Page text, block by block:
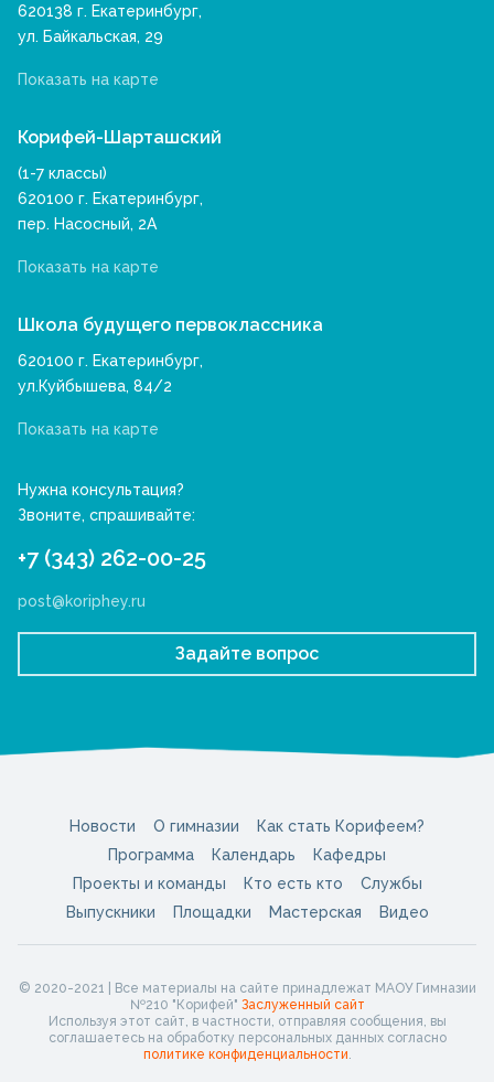
620138 г. Екатеринбург,
ул. Байкальская, 29
Показать на карте
Корифей-Шарташский
(1-7 классы)
620100 г. Екатеринбург,
пер. Насосный, 2А
Показать на карте
Школа будущего первоклассника
620100 г. Екатеринбург,
ул.Куйбышева, 84/2
Показать на карте
Нужна консультация?
Звоните, спрашивайте:
+7 (343) 262-00-25
post@koriphey.ru
Задайте вопрос
Новости О гимназии
Как стать Корифеем?
Программа
Календарь
Кафедры
Проекты и команды
Кто есть кто
Службы
Выпускники
Площадки Мастерская Видео
© 2020-2021 | Все материалы на сайте принадлежат МАОУ Гимназии
№210 "Корифей" Заслуженный сайт
Используя этот сайт, в частности, отправляя сообщения, вы
соглашаетесь на обработку персональных данных согласно
политике конфиденциальности.